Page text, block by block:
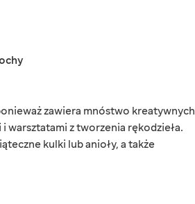
zawiera mnóstwo kreatywnych
warsztatami z tworzenia rękodzieła.
kulki lub anioły, a także